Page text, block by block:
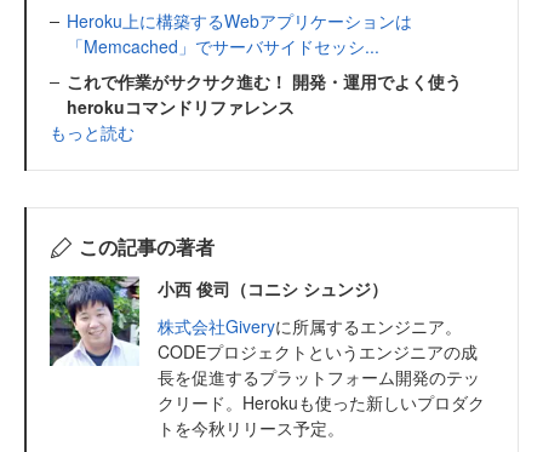
Heroku上に構築するWebアプリケーションは
「Memcached」でサーバサイドセッシ...
これで作業がサクサク進む！ 開発・運用でよく使う
herokuコマンドリファレンス
もっと読む
この記事の著者
小西 俊司（コニシ シュンジ）
株式会社Giveryに所属するエンジニア。
CODEプロジェクトというエンジニアの成
長を促進するプラットフォーム開発のテッ
クリード。Herokuも使った新しいプロダク
トを今秋リリース予定。